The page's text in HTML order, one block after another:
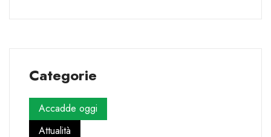
Categorie
Accadde oggi
Attualità